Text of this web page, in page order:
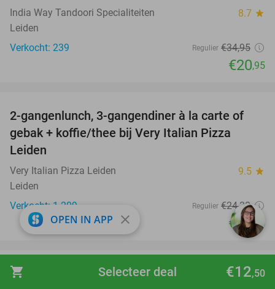
shopping_cart €12,50
Selecteer deal
India Way Tandoori Specialiteiten 8.7 star
Leiden
Verkocht: 239
Regulier €34,95
€20,95
38%
2-gangenlunch, 3-gangendiner à la carte of
gebak + koffie/thee bij Very Italian Pizza
Leiden
Very Italian Pizza Leiden 9.5 star
Leiden
Verkocht: 1.209
Regulier €24,30
€14,95
OPEN IN APP close